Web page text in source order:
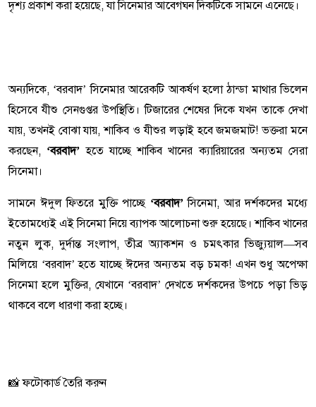
দৃশ্য প্রকাশ করা হয়েছে, যা সিনেমার আবেগঘন দিকটিকে সামনে এনেছে।
অন্যদিকে, ‘বরবাদ’ সিনেমার আরেকটি আকর্ষণ হলো ঠান্ডা মাথার ভিলেন
হিসেবে যীশু সেনগুপ্তর উপস্থিতি। টিজারের শেষের দিকে যখন তাকে দেখা
যায়, তখনই বোঝা যায়, শাকিব ও যীশুর লড়াই হবে জমজমাট! ভক্তরা মনে
করছেন, ‘বরবাদ’ হতে যাচ্ছে শাকিব খানের ক্যারিয়ারের অন্যতম সেরা
সিনেমা।
সামনে ঈদুল ফিতরে মুক্তি পাচ্ছে ‘বরবাদ’সিনেমা, আর দর্শকদের মধ্যে
ইতোমধ্যেই এই সিনেমা নিয়ে ব্যাপক আলোচনা শুরু হয়েছে। শাকিব খানের
নতুন লুক, দুর্দান্ত সংলাপ, তীব্র অ্যাকশন ও চমৎকার ভিজ্যুয়াল—সব
মিলিয়ে ‘বরবাদ’ হতে যাচ্ছে ঈদের অন্যতম বড় চমক! এখন শুধু অপেক্ষা
সিনেমা হলে মুক্তির, যেখানে ‘বরবাদ’ দেখতে দর্শকদের উপচে পড়া ভিড়
থাকবে বলে ধারণা করা হচ্ছে।
📸 ফটোকার্ড তৈরি করুন